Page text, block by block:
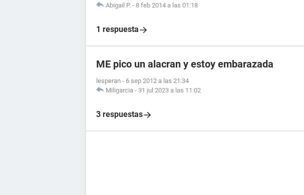
Abigail P. - 8 feb 2014 a las 01:18
1 respuesta
ME pico un alacran y estoy embarazada
lesperan - 6 sep 2012 a las 21:34
Miligarcia - 31 jul 2023 a las 11:02
3 respuestas